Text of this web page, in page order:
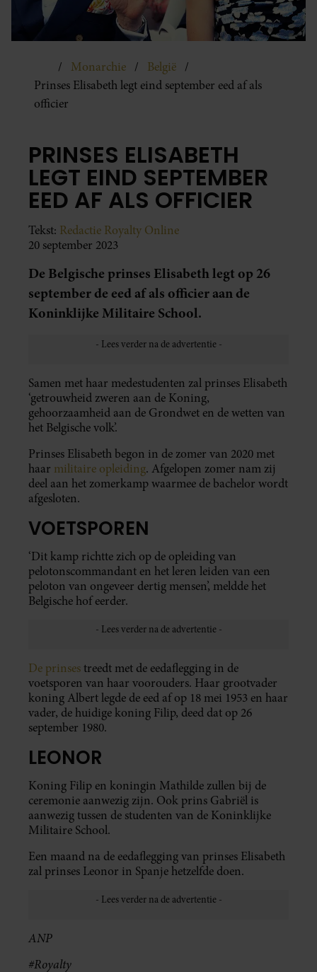
Monarchie
België
Prinses Elisabeth legt eind september eed af als
officier
PRINSES ELISABETH
LEGT EIND SEPTEMBER
EED AF ALS OFFICIER
Tekst: Redactie Royalty Online
20 september 2023
De Belgische prinses Elisabeth legt op 26
september de eed af als officier aan de
Koninklijke Militaire School.
Samen met haar medestudenten zal prinses Elisabeth
‘getrouwheid zweren aan de Koning,
gehoorzaamheid aan de Grondwet en de wetten van
het Belgische volk’.
Prinses Elisabeth begon in de zomer van 2020 met
haar militaire opleiding. Afgelopen zomer nam zij
deel aan het zomerkamp waarmee de bachelor wordt
afgesloten.
VOETSPOREN
‘Dit kamp richtte zich op de opleiding van
pelotonscommandant en het leren leiden van een
peloton van ongeveer dertig mensen’, meldde het
Belgische hof eerder.
De prinses treedt met de eedaflegging in de
voetsporen van haar voorouders. Haar grootvader
koning Albert legde de eed af op 18 mei 1953 en haar
vader, de huidige koning Filip, deed dat op 26
september 1980.
LEONOR
Koning Filip en koningin Mathilde zullen bij de
ceremonie aanwezig zijn. Ook prins Gabriël is
aanwezig tussen de studenten van de Koninklijke
Militaire School.
Een maand na de eedaflegging van prinses Elisabeth
zal prinses Leonor in Spanje hetzelfde doen.
ANP
#Royalty